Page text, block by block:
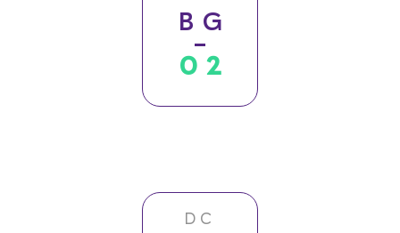
BG
02
DC